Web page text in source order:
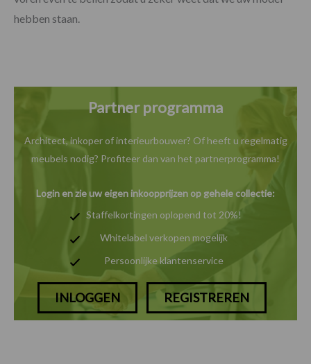
hebben staan.
Partner programma
Architect, inkoper of interieurbouwer? Of heeft u regelmatig
meubels nodig? Profiteer dan van het partnerprogramma!
Login en zie uw eigen inkoopprijzen op gehele collectie:
Staffelkortingen oplopend tot 20%!
Whitelabel verkopen mogelijk
Persoonlijke klantenservice
INLOGGEN REGISTREREN